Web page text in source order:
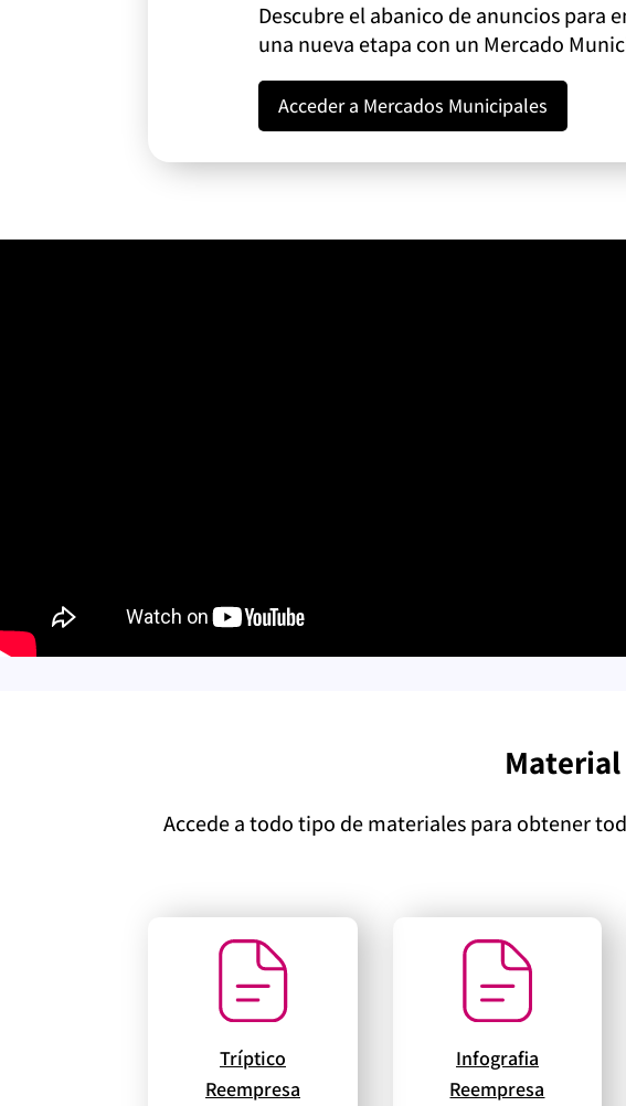
Descubre el abanico de anuncios para
una nueva etapa con un Mercado
Acceder a Mercados Municipales
Accede a todo tipo de materiales para obtener
Tríptico
Reempresa
Infografia
Reempresa